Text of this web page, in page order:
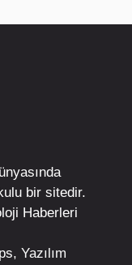
bir sitedir.
Haberleri
, Yazılım